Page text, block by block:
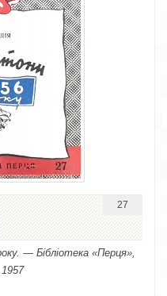
27
— Бібліотека «Перця»,